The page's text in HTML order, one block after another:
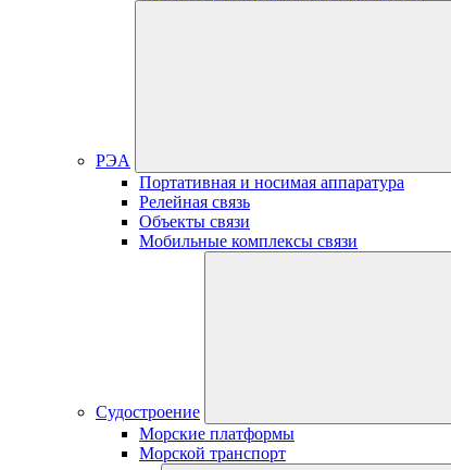
РЭА
Портативная и носимая аппаратура
Релейная связь
Объекты связи
Мобильные комплексы связи
Судостроение
Морские платформы
Морской транспорт